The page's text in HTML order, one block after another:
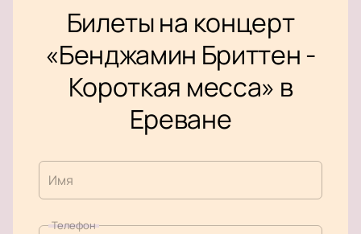
Билеты на концерт
«Бенджамин Бриттен -
Короткая месса» в
Ереване
Имя
Телефон